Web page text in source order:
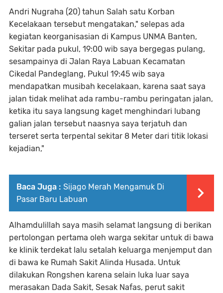
Andri Nugraha (20) tahun Salah satu Korban
Kecelakaan tersebut mengatakan," selepas ada
kegiatan keorganisasian di Kampus UNMA Banten,
Sekitar pada pukul, 19:00 wib saya bergegas pulang,
sesampainya di Jalan Raya Labuan Kecamatan
Cikedal Pandeglang, Pukul 19:45 wib saya
mendapatkan musibah kecelakaan, karena saat saya
jalan tidak melihat ada rambu-rambu peringatan jalan,
ketika itu saya langsung kaget menghindari lubang
galian jalan tersebut naasnya saya terjatuh dan
terseret serta terpental sekitar 8 Meter dari titik lokasi
kejadian,"
Baca Juga : Sijago Merah Mengamuk Di
Pasar Baru Labuan
Alhamdulillah saya masih selamat langsung di berikan
pertolongan pertama oleh warga sekitar untuk di bawa
ke klinik terdekat lalu setalah keluarga menjemput dan
di bawa ke Rumah Sakit Alinda Husada. Untuk
dilakukan Rongshen karena selain luka luar saya
merasakan Dada Sakit, Sesak Nafas, perut sakit